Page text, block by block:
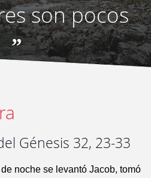
son pocos
”
Génesis 32, 23-33
noche se levantó Jacob, tomó